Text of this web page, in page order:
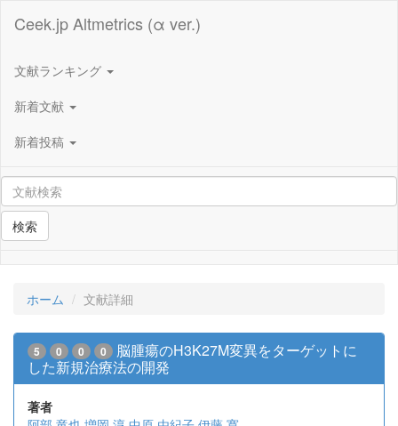
Ceek.jp Altmetrics (α ver.)
文献ランキング
新着文献
新着投稿
検索
ホーム 文献詳細
5 0 0 0
脳腫瘍のH3K27M変異をターゲットに
した新規治療法の開発
著者